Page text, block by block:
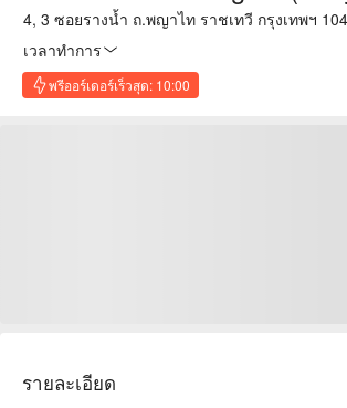
4, 3 ซอยรางน้ำ ถ.พญาไท ราชเทวี กรุงเทพฯ
เวลาทำการ
พรีออร์เดอร์เร็วสุด: 10:00
รายละเอียด